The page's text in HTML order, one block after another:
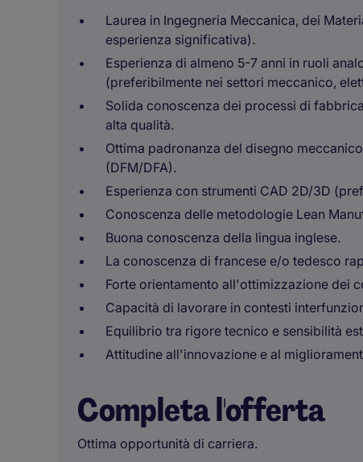
Laurea in Ingegneria Meccanica, dei
esperienza significativa).
Esperienza di almeno 5-7 anni in ruoli
(preferibilmente nei settori meccanico,
Solida conoscenza dei processi di
alta qualità.
Ottima padronanza del disegno
(DFM/DFA).
Esperienza con strumenti CAD 2D/3D
Conoscenza delle metodologie Lean
Buona conoscenza della lingua inglese.
La conoscenza di francese e/o tedesco
Forte orientamento all'ottimizzazione dei
Capacità di lavorare in contesti
Equilibrio tra rigore tecnico e sensibilità
Attitudine all'innovazione e al
Completa l'offerta
Ottima opportunità di carriera.